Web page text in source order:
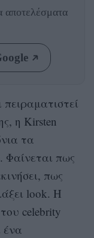
αποτελέσματα
η Kirsten
τα
Φαίνεται πως
πως
look. Η
celebrity
ένα